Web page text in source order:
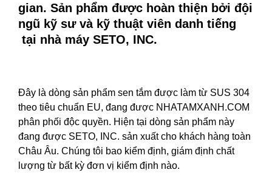
gian. Sản phẩm được hoàn thiện bởi đội
ngũ kỹ sư và kỹ thuật viên danh tiếng
tại nhà máy SETO, INC.
Đây là dòng sản phẩm sen tắm được làm từ SUS 304
theo tiêu chuẩn EU, đang được NHATAMXANH.COM
phân phối độc quyền. Hiện tại dòng sản phẩm này
đang được SETO, INC. sản xuất cho khách hàng toàn
Châu Âu. Chúng tôi bao kiểm định, giám định chất
lượng từ bất kỳ đơn vị kiểm định nào.